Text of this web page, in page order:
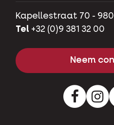
Kapellestraat 70 -
Tel +32 (0)9 381 32 00
Neem